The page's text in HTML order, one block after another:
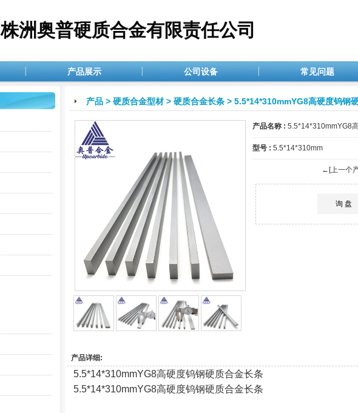
株洲奥普硬质合金有限责任公司
产品展示 公司设备 常见问题
产品 > 硬质合金型材> 硬质合金长条 > 5.5*14*310mmYG8高硬度钨钢
产品名称 : 5.5*14*310mmYG8
型号 : 5.5*14*310mm
←[上一个
询 盘
产品详细:
5.5*14*310mmYG8高硬度钨钢硬质合金长条
5.5*14*310mmYG8高硬度钨钢硬质合金长条